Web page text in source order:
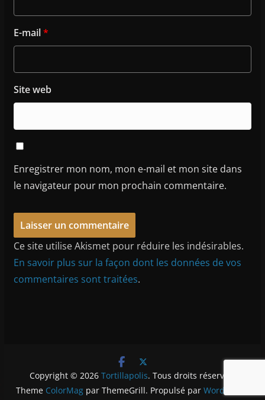
E-mail*
Site web
Enregistrer mon nom, mon e-mail et mon site dans
le navigateur pour mon prochain commentaire.
Ce site utilise Akismet pour réduire les indésirables.
En savoir plus sur la façon dont les données de vos
commentaires sont traitées.
Copyright © 2026 Tortillapolis. Tous droits réservés.
Theme ColorMag par ThemeGrill. Propulsé parWordPress